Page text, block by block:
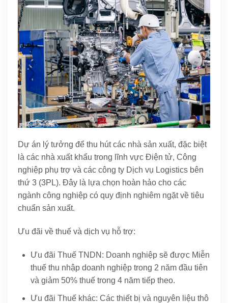
Dự án lý tưởng để thu hút các nhà sản xuất, đặc biệt
là các nhà xuất khẩu trong lĩnh vực Điện tử, Công
nghiệp phụ trợ và các công ty Dịch vụ Logistics bên
thứ 3 (3PL). Đây là lựa chọn hoàn hảo cho các
ngành công nghiệp có quy định nghiêm ngặt về tiêu
chuẩn sản xuất.
Ưu đãi về thuế và dịch vụ hỗ trợ:
Ưu đãi Thuế TNDN: Doanh nghiệp sẽ được Miễn
thuế thu nhập doanh nghiệp trong 2 năm đầu tiên
và giảm 50% thuế trong 4 năm tiếp theo.
Ưu đãi Thuế khác: Các thiết bị và nguyên liệu thô